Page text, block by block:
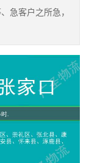
急客户之所急，